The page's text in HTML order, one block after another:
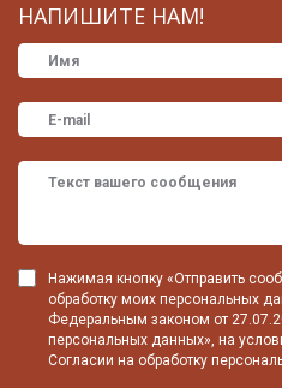
НАПИШИТЕ НАМ!
Нажимая кнопку «Отправить
обработку моих персональных
Федеральным законом от
персональных данных», на
Согласии на обработку